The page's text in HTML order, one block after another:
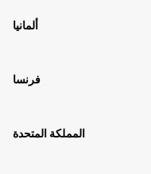
ألمانيا
فرنسا
المملكة المتحدة